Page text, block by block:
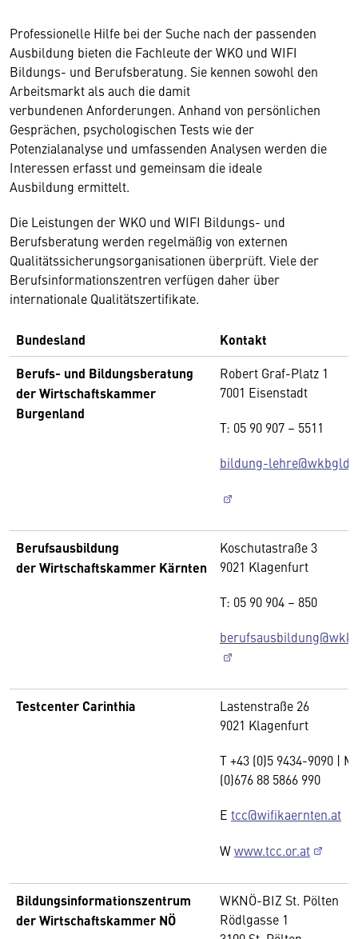
Professionelle Hilfe bei der Suche nach der passenden
Ausbildung bieten die Fachleute der WKO und WIFI
Bildungs- und Berufsberatung. Sie kennen sowohl den
Arbeitsmarkt als auch die damit
verbundenen Anforderungen. Anhand von persönlichen
Gesprächen, psychologischen Tests wie der
Potenzialanalyse und umfassenden Analysen werden die
Interessen erfasst und gemeinsam die ideale
Ausbildung ermittelt.
Die Leistungen der WKO und WIFI Bildungs- und
Berufsberatung werden regelmäßig von externen
Qualitätssicherungsorganisationen überprüft. Viele der
Berufsinformationszentren verfügen daher über
internationale Qualitätszertifikate.
Bundesland
Kontakt
Berufs- und Bildungsberatung
der Wirtschaftskammer
Burgenland
Robert Graf-Platz 1
7001 Eisenstadt
T: 05 90 907 – 5511
bildung-
Berufsausbildung
der Wirtschaftskammer Kärnten
Koschutastraße 3
9021 Klagenfurt
T: 05 90 904 – 850
Testcenter Carinthia
Lastenstraße 26
9021 Klagenfurt
T +43 (0)5 9434-9090 | M
(0)676 88 5866 990
E tcc@wifikaernten.at
Wwww.tcc.or.at
Bildungsinformationszentrum
der Wirtschaftskammer NÖ
WKNÖ-BIZ St. Pölten
Rödlgasse 1